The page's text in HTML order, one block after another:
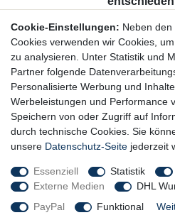
Widerrufsrecht
Bestellung widerrufen
Datenschutzerklärung
AGB
Impressum
Newsletter
Newsletter-Anmeldung
Cookie-Einstellungen: Neben
Cookies verwenden wir Cookies,
zu analysieren. Unter Statistik und
Partner folgende
Personalisierte Werbung und
Werbeleistungen und Performance
Speichern von oder Zugriff auf
durch technische Cookies. Sie
unsere Datenschutz-Seite jederzeit
Essenziell Statistik
Externe Medien
DHL
PayPal
Funktional